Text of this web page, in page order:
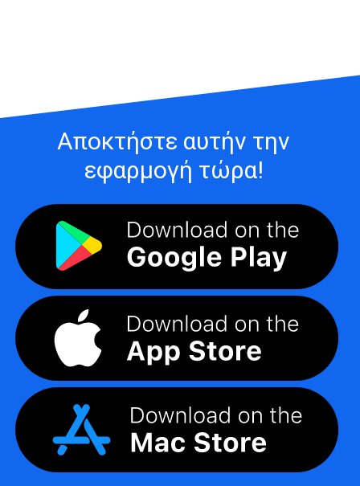
Αποκτήστε αυτήν την
εφαρμογή τώρα!